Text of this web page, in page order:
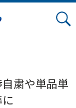
自粛や単品単